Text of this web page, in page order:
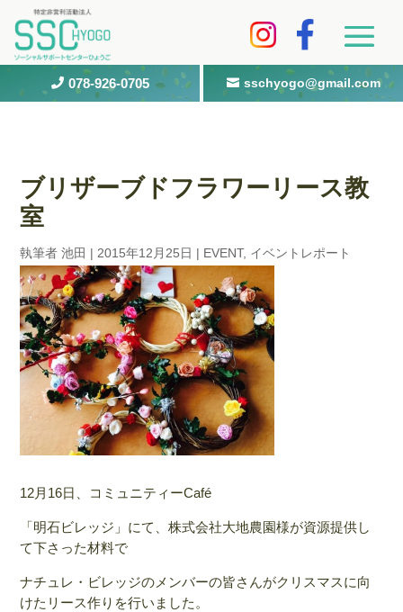
 078-926-0705  sschyogo@gmail.com
ブリザーブドフラワーリース教
室
執筆者池田 | 2015年12月25日 | EVENT, イベントレポート
12月16日、コミュニティーCafé
「明石ビレッジ」にて、株式会社大地農園様が資源提供し
て下さった材料で
ナチュレ・ビレッジのメンバーの皆さんがクリスマスに向
けたリース作りを行いました。